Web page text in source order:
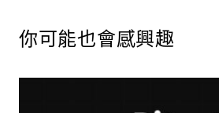
你可能也會感興趣